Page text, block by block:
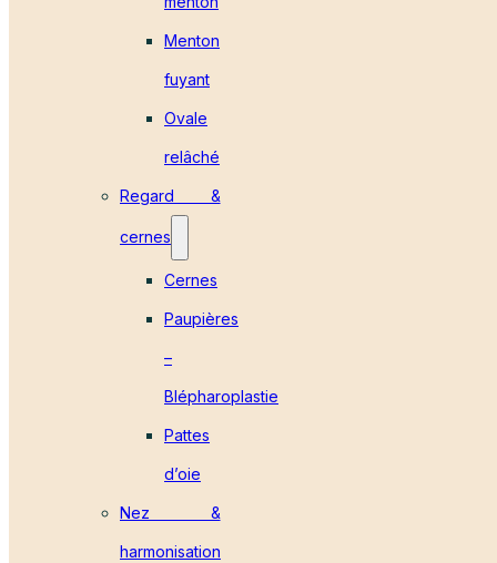
Menton
fuyant
Ovale
relâché
Regard &
cernes
Cernes
Paupières
–
Blépharoplastie
Pattes
d’oie
Nez &
harmonisation